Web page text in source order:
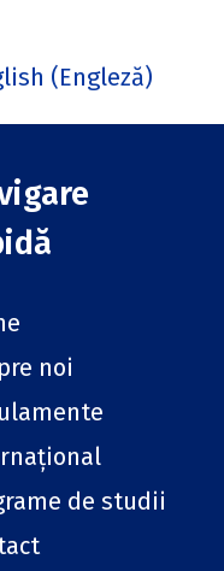
(Engleză)
noi
de studii